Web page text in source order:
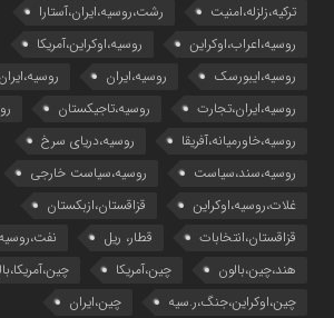
ترکیه،زلزله،امنیت
رشت،روسیه،ایران،آستارا
روسیه،اعراب،اوکراین
روسیه،اوکراین،آمریکا
روسیه،ایبورسک
روسیه،ایران
روسیه،ایران،تجارت
روسیه،تاجیکستان
روسیه،خاورمیانه،آفریقا
روسیه،دریای سرخ
روسیه،سند،سیاست
روسیه،سیاست خارجی
غلات،روسیه،اوکراین
قزاقستان،ازبکستان
قزاقستان،انتخابات
قطار، ریل
هند،چین،بالون
چین،آمریکا
چین،اوکراین،جنگ،ر.سیه
چین،ایران